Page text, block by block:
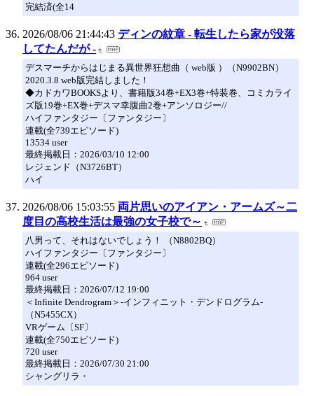
完結済(全14
2026/08/06 21:44:43 ディンの紋章 - 転生したら家が没落
してたんだが -
デスマーチからはじまる異世界狂想曲（ web版 ）（N9902BN）
2020.3.8 web版完結しました！
◆カドカワBOOKSより、書籍版34巻+EX3巻+特装巻、コミカライ
ズ版19巻+EX巻+デスマ幸腹曲2巻+アンソロジー//
ハイファンタジー〔ファンタジー〕
連載(全739エピソード)
13534 user
最終掲載日：2026/03/10 12:00
レジェンド（N3726BT）
ハイ
2026/08/06 15:03:55 両片思いのアイアン・アームズ～二
度目の高校生活は最強の女子校で～
八男って、それはないでしょう！ （N8802BQ）
ハイファンタジー〔ファンタジー〕
連載(全296エピソード)
964 user
最終掲載日：2026/07/12 19:00
＜Infinite Dendrogram＞-インフィニット・デンドログラム-
（N5455CX）
VRゲーム〔SF〕
連載(全750エピソード)
720 user
最終掲載日：2026/07/30 21:00
シャングリラ・